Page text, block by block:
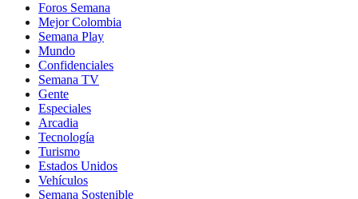
Foros Semana
Mejor Colombia
Semana Play
Mundo
Confidenciales
Semana TV
Gente
Especiales
Arcadia
Tecnología
Turismo
Estados Unidos
Vehículos
Semana Sostenible